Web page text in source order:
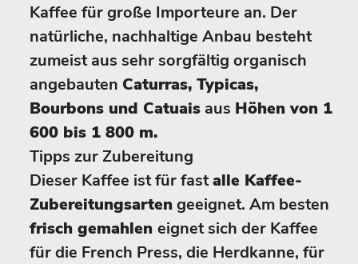
Kaffee für große Importeure an. Der
natürliche, nachhaltige Anbau besteht
zumeist aus sehr sorgfältig organisch
angebauten Caturras, Typicas,
Bourbons und Catuais aus Höhen von 1
600 bis 1 800 m.
Tipps zur Zubereitung
Dieser Kaffee ist für fastalle Kaffee-
Zubereitungsartengeeignet. Am besten
frisch gemahlen eignet sich der Kaffee
für die French Press, die Herdkanne, für